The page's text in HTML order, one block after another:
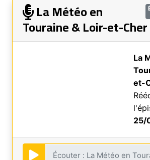
La Météo en
Touraine & Loir-et-Cher
La
et-
25/